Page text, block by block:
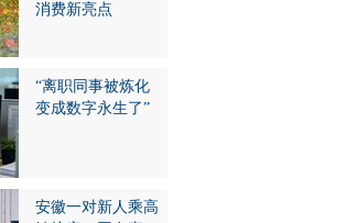
消费新亮点
“离职同事被炼化
变成数字永生了”
安徽一对新人乘高